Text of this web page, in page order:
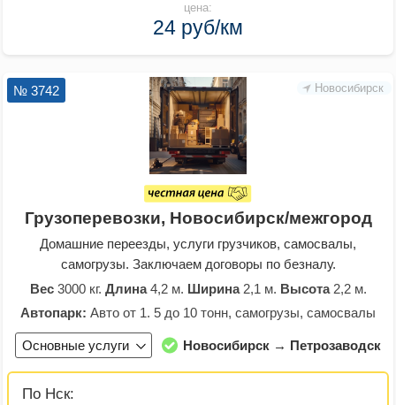
цена:
24 руб/км
Новосибирск
№ 3742
Грузоперевозки, Новосибирск/межгород
Домашние переезды, услуги грузчиков, самосвалы,
самогрузы. Заключаем договоры по безналу.
Вес3000 кг. Длина4,2 м. Ширина2,1 м. Высота2,2 м.
Автопарк: Авто от 1. 5 до 10 тонн, самогрузы, самосвалы
Основные услуги Новосибирск → Петрозаводск
По Нск: